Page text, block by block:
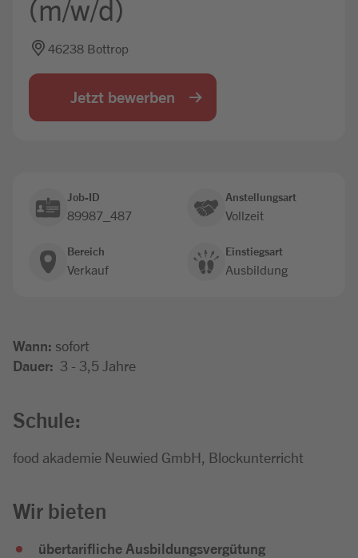
(m/w/d)
46238 Bottrop
Jetzt bewerben
Job-ID
89987_487
Anstellungsart
Vollzeit
Bereich
Verkauf
Einstiegsart
Ausbildung
Wann: sofort
Dauer: 3 - 3,5 Jahre
Schule:
food akademie Neuwied GmbH, Blockunterricht
Wir bieten
übertarifliche Ausbildungsvergütung